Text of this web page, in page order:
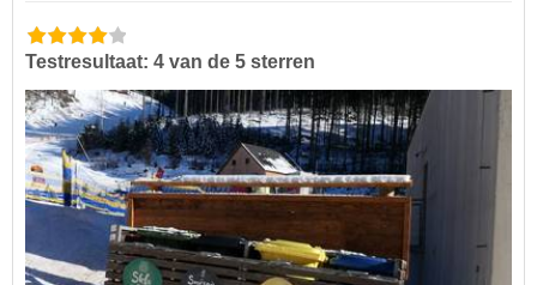
Testresultaat: 4 van de 5 sterren